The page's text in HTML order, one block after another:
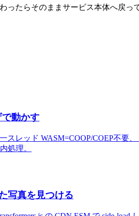
ったらそのままサービス本体へ戻っ
動かす
スレッド WASM=COOP/COEP不
処理。
写真を見つける